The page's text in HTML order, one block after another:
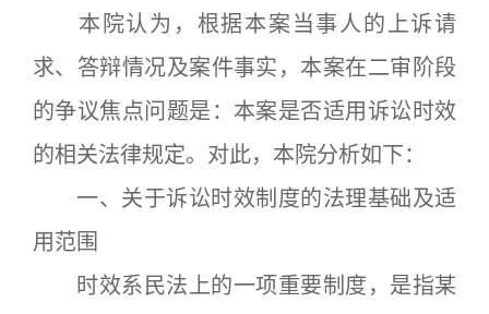
本院认为，根据本案当事人的上诉请
求、答辩情况及案件事实，本案在二审阶段
的争议焦点问题是：本案是否适用诉讼时效
的相关法律规定。对此，本院分析如下：
一、关于诉讼时效制度的法理基础及适
用范围
时效系民法上的一项重要制度，是指某